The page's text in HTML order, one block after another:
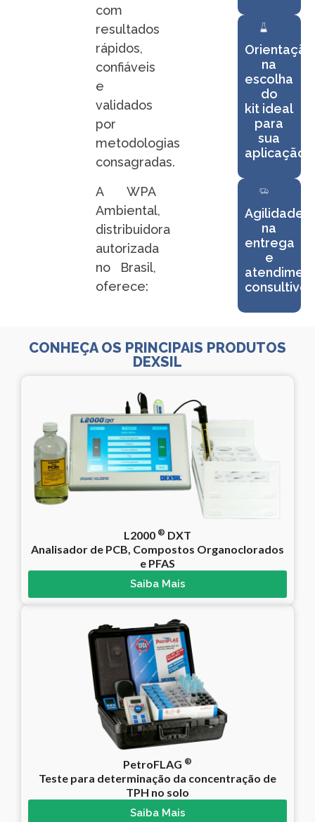
com
resultados
rápidos,
confiáveis
e
validados
por
metodologias
consagradas.
A WPA
Ambiental,
distribuidora
autorizada
no Brasil,
oferece:
Orientação
na
escolha
do
kit ideal
para
sua
aplicação
Agilidade
na
entrega
e
consultivo
CONHEÇA OS PRINCIPAIS PRODUTOS
DEXSIL
L2000 ® DXT
Analisador de PCB, Compostos Organoclorados
e PFAS
Saiba Mais
PetroFLAG ®
Teste para determinação da concentração de
TPH no solo
Saiba Mais